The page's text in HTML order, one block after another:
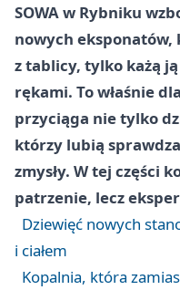
SOWA w Rybniku
nowych eksponatów,
z tablicy, tylko każą
rękami. To właśnie
przyciąga nie tylko
którzy lubią
zmysły. W tej części
patrzenie, lecz
Dziewięć nowych
i ciałem
Kopalnia, która